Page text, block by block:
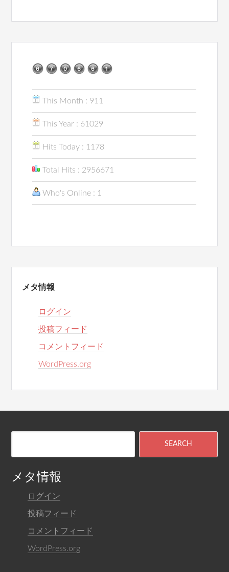
This Month : 911
This Year : 61029
Hits Today : 1178
Total Hits : 2956671
Who's Online : 1
メタ情報
ログイン
投稿フィード
コメントフィード
WordPress.org
メタ情報
ログイン
投稿フィード
コメントフィード
WordPress.org